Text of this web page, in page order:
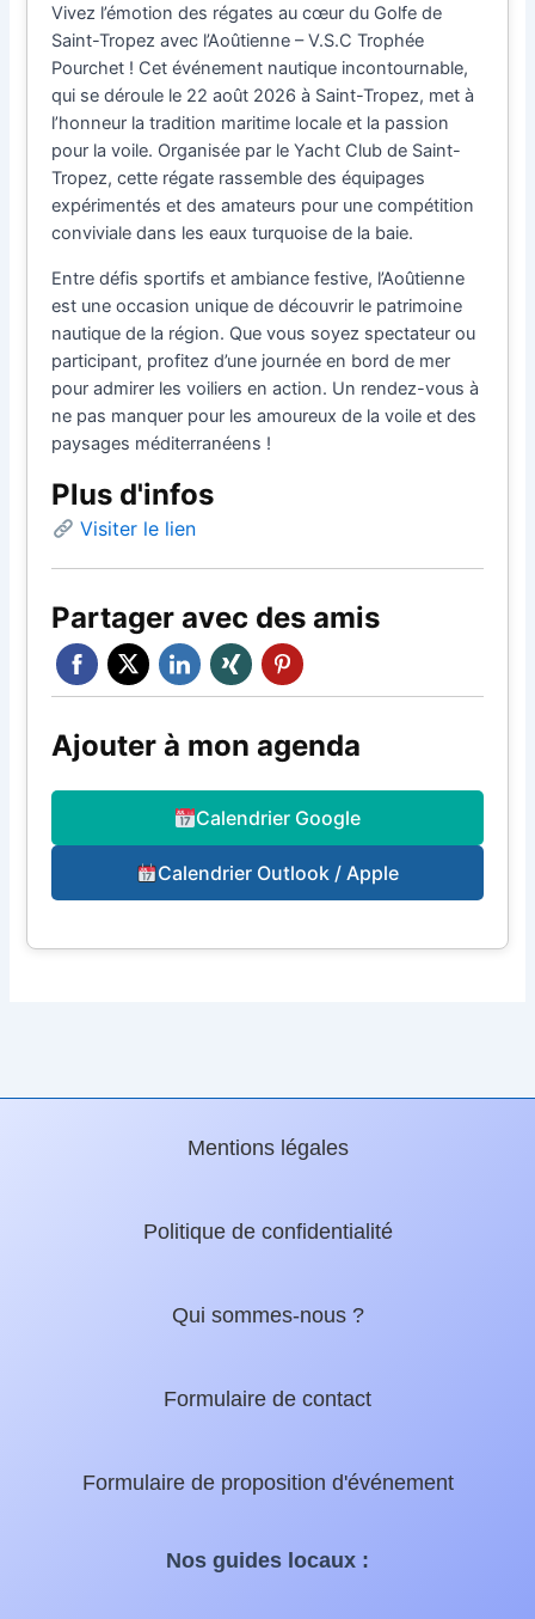
Vivez l’émotion des régates au cœur du Golfe de
Saint-Tropez avec l’Aoûtienne – V.S.C Trophée
Pourchet ! Cet événement nautique incontournable,
qui se déroule le 22 août 2026 à Saint-Tropez, met à
l’honneur la tradition maritime locale et la passion
pour la voile. Organisée par le Yacht Club de Saint-
Tropez, cette régate rassemble des équipages
expérimentés et des amateurs pour une compétition
conviviale dans les eaux turquoise de la baie.
Entre défis sportifs et ambiance festive, l’Aoûtienne
est une occasion unique de découvrir le patrimoine
nautique de la région. Que vous soyez spectateur ou
participant, profitez d’une journée en bord de mer
pour admirer les voiliers en action. Un rendez-vous à
ne pas manquer pour les amoureux de la voile et des
paysages méditerranéens !
Plus d'infos
Visiter le lien
Partager avec des amis
Ajouter à mon agenda
Calendrier Google
Calendrier Outlook / Apple
Mentions légales
Politique de confidentialité
Qui sommes-nous ?
Formulaire de contact
Formulaire de proposition d'événement
Nos guides locaux :